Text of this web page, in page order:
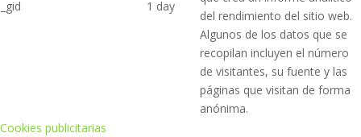
_gid 1 day
del rendimiento del sitio web.
Algunos de los datos que se
recopilan incluyen el número
de visitantes, su fuente y las
páginas que visitan de forma
anónima.
Cookies publicitarias